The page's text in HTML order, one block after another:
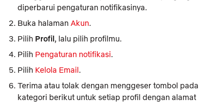
diperbarui pengaturan notifikasinya.
Buka halaman Akun.
Pilih Profil, lalu pilih profilmu.
Pilih Pengaturan notifikasi.
Pilih Kelola Email.
Terima atau tolak dengan menggeser tombol pada
kategori berikut untuk setiap profil dengan alamat